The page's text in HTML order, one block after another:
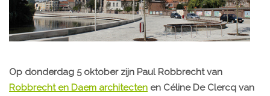
Op donderdag 5 oktober zijn Paul Robbrecht van
Robbrecht en Daem architecten en Céline De Clercq van